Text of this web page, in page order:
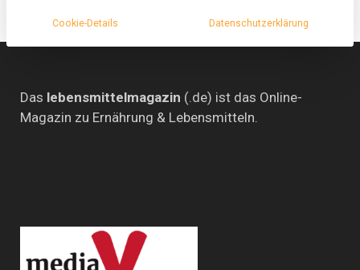
Tiemo
(SPD)
Das lebensmittelmagazin (.de) ist das Online-
Magazin zu Ernährung & Lebensmitteln.
Cookie-Details Datenschutzerklärung